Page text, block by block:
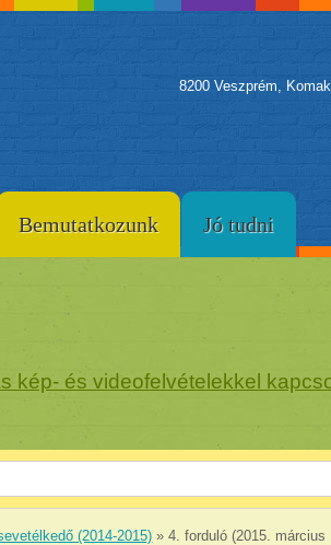
8200 Veszprém,
Bemutatkozunk Jó tudni
kép- és videofelvételekkel
(2014-2015) » 4. forduló (2015. március